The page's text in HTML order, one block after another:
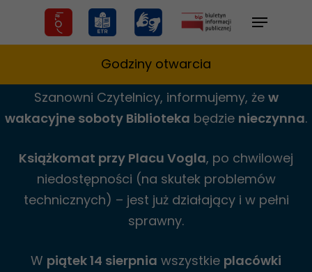
Menu
Godziny otwarcia
Szanowni Czytelnicy, informujemy, że w
wakacyjne soboty Biblioteka będzie nieczynna.
Książkomat przy Placu Vogla, po chwilowej
niedostępności (na skutek problemów
technicznych) – jest już działający i w pełni
sprawny.
W piątek 14 sierpnia wszystkie placówki